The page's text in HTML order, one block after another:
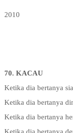
2010
70. KACAU
Ketika dia bertanya
Ketika dia bertanya
Ketika dia bertanya